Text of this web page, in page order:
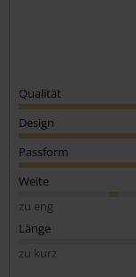
Qualität
Design
Passform
Weite
zu eng
Länge
zu kurz